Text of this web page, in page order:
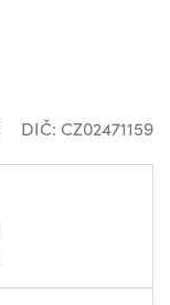
DIČ: CZ02471159